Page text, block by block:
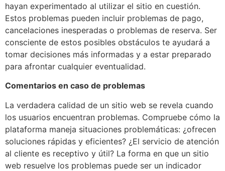
hayan experimentado al utilizar el sitio en cuestión.
Estos problemas pueden incluir problemas de pago,
cancelaciones inesperadas o problemas de reserva. Ser
consciente de estos posibles obstáculos te ayudará a
tomar decisiones más informadas y a estar preparado
para afrontar cualquier eventualidad.
Comentarios en caso de problemas
La verdadera calidad de un sitio web se revela cuando
los usuarios encuentran problemas. Compruebe cómo la
plataforma maneja situaciones problemáticas: ¿ofrecen
soluciones rápidas y eficientes? ¿El servicio de atención
al cliente es receptivo y útil? La forma en que un sitio
web resuelve los problemas puede ser un indicador